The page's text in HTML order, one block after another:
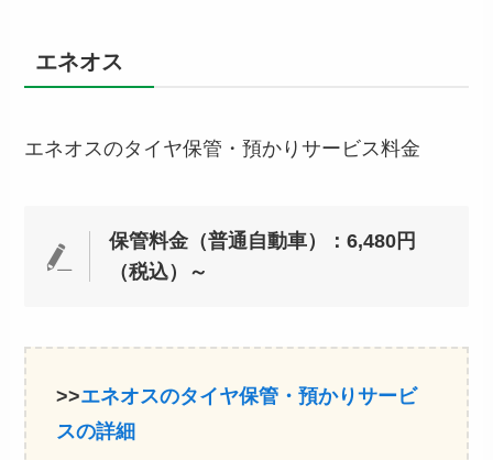
エネオス
エネオスのタイヤ保管・預かりサービス料金
保管料金（普通自動車）：6,480円
（税込）～
>>エネオスのタイヤ保管・預かりサービ
スの詳細